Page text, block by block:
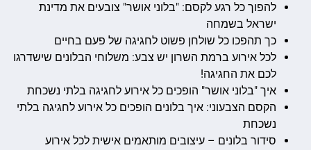
להפוך כל רגע לקסם: "בלוני אושר" צובעים את מדינת
ישראל בשמחה
כך תהפכו כל שולחן פשוט לחגיגה של פעם בחיים
לכל אירוע ברמת השרון יש צבע: משלוחי הבלונים שישדרגו
לכם את החגיגה!
איך "בלוני אושר" הופכים כל אירוע לחגיגה בלתי נשכחת
הקסם הצבעוני: איך בלונים הופכים כל אירוע לחגיגה בלתי
נשכחת
סידור בלונים – עיצובים מותאמים אישית לכל אירוע